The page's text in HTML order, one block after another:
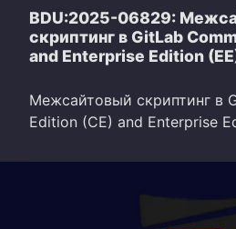
BDU:2025-06829:
скриптинг в GitLab
and Enterprise Edition
Межсайтовый скриптинг в
Edition (CE) and Enterprise